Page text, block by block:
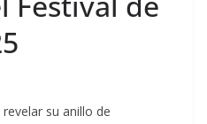
su anillo de